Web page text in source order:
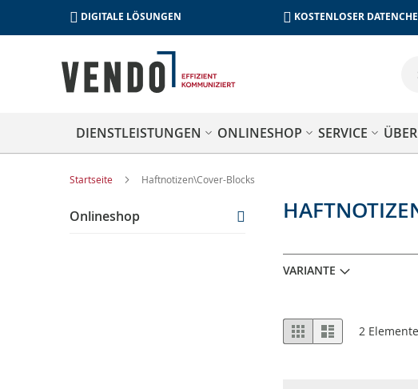
DIGITALE LÖSUNGEN KOSTENLOSER
DIENSTLEISTUNGEN ONLINESHOP SERVICE
Startseite Haftnotizen\Cover-Blocks
VARIANTE
Anzeigen
als
Liste Liste 2 Elemente
Onlineshop